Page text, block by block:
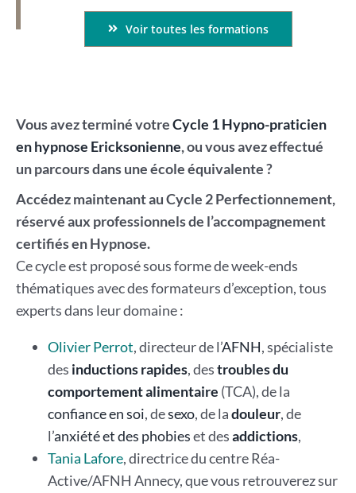
Voir toutes les formations
Vous avez terminé votreCycle 1 Hypno-praticien
en hypnose Ericksonienne, ou vous avez effectué
un parcours dans une école équivalente ?
Accédez maintenant au Cycle 2 Perfectionnement,
réservé aux professionnels de l’accompagnement
certifiés en Hypnose.
Ce cycle est proposé sous forme de week-ends
thématiques avec des formateurs d’exception, tous
experts dans leur domaine :
Olivier Perrot, directeur de l’AFNH, spécialiste
des inductions rapides, destroubles du
comportement alimentaire (TCA), de la
confiance en soi, desexo, de ladouleur, de
l’anxiété et des phobieset desaddictions,
Tania Lafore, directrice du centre Réa-
Active/AFNH Annecy, que vous retrouverez sur